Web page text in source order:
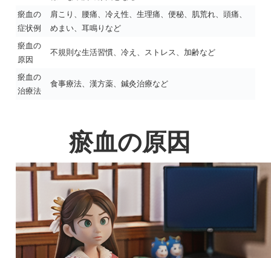
瘀血の
症状例
肩こり、腰痛、冷え性、生理痛、便秘、肌荒れ、頭痛、
めまい、耳鳴りなど
瘀血の
原因
不規則な生活習慣、冷え、ストレス、加齢など
瘀血の
治療法
食事療法、漢方薬、鍼灸治療など
瘀血の原因